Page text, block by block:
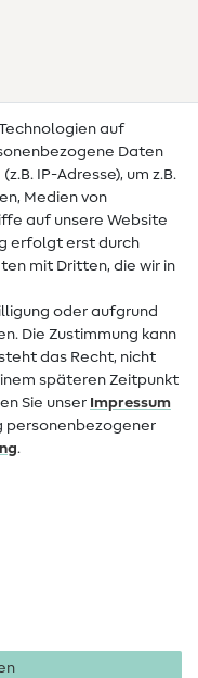
auf
Daten
IP-Adresse), um z.B.
Medien von
auf unsere Website
erfolgt erst durch
mit Dritten, die wir in
oder aufgrund
Die Zustimmung kann
das Recht, nicht
späteren Zeitpunkt
Sie unser Impressum
personenbezogener
.